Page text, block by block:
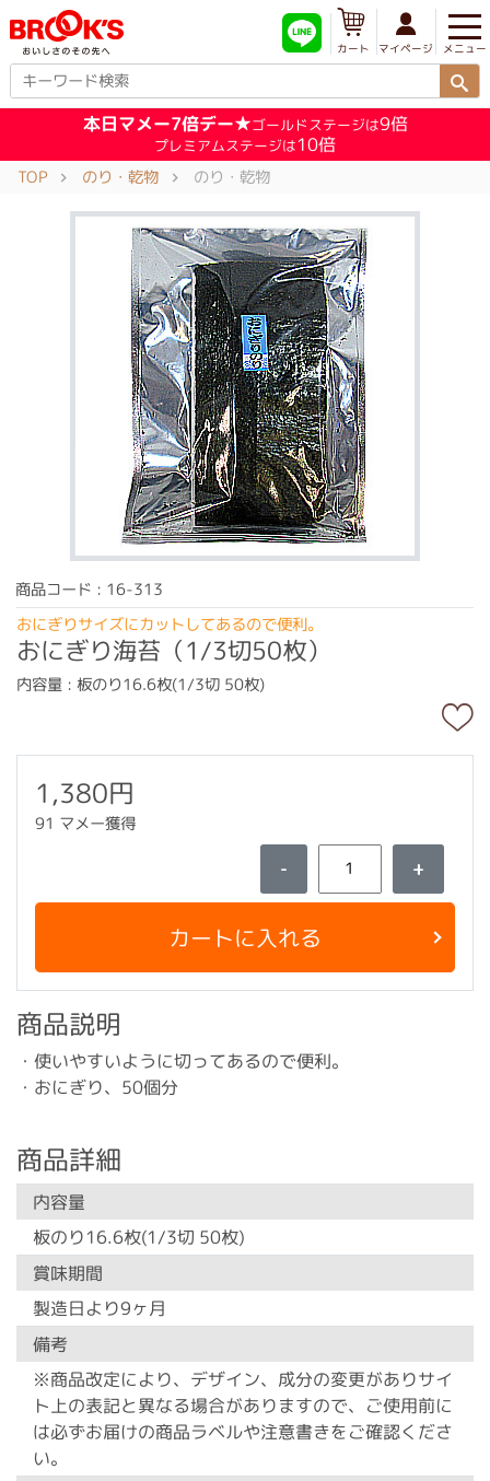
メニュー
マイページ
カート
本日マメー7倍デー★ゴールドステージは9倍
プレミアムステージは10倍
TOP のり・乾物 のり・乾物
商品コード : 16-313
おにぎりサイズにカットしてあるので便利。
おにぎり海苔（1/3切50枚）
内容量 : 板のり16.6枚(1/3切 50枚)
1,380円
91 マメー獲得
- +
カートに入れる
商品説明
・使いやすいように切ってあるので便利。
・おにぎり、50個分
商品詳細
内容量
板のり16.6枚(1/3切 50枚)
賞味期間
製造日より9ヶ月
備考
※商品改定により、デザイン、成分の変更がありサイ
ト上の表記と異なる場合がありますので、ご使用前に
は必ずお届けの商品ラベルや注意書きをご確認くださ
い。